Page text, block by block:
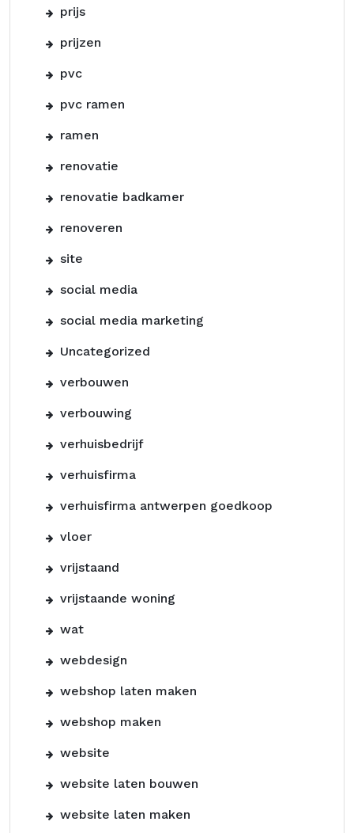
prijs
prijzen
pvc
pvc ramen
ramen
renovatie
renovatie badkamer
renoveren
site
social media
social media marketing
Uncategorized
verbouwen
verbouwing
verhuisbedrijf
verhuisfirma
verhuisfirma antwerpen goedkoop
vloer
vrijstaand
vrijstaande woning
wat
webdesign
webshop laten maken
webshop maken
website
website laten bouwen
website laten maken